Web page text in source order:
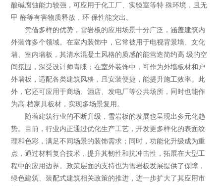
酸碱腐蚀能力较强，可应用于化工厂、实验室等特 殊环境，且无
甲 醛等有害物质释放，环 保性能突出。
凭借多样的优势，雪岩板的应用场景十分广泛，涵盖建筑内
外装饰多个领域。在室内装饰中，它常被用于电视背景墙、文化
墙、室内墙板，其清水混凝土风格的质感的能营造简约高 级的空
间氛围，深受设计师青睐；在室外装饰中，可作为外墙板材和户
外墙板，适配各类建筑风格，且安装便捷，能提升施工效率。此
外，它还可应用于商场、酒店、发电厂等公共场所，同时也能作
为高 档家具板材，实现多场景复用。
随着建筑行业的不断升级，雪岩板的发展也呈现出多元化趋
势。目前，行业内正通过优化生产工艺，开发更多样化的表面纹
理和色彩，满足不同场景的装饰需求；同时，功能化升级成为重
点，通过材料复合技术，提升其韧性和抗冲击性，拓展在大型工
程中的应用边界。政策层面的支持也为雪岩板发展提供了保障，
绿色建筑、装配式建筑相关政策的推进，进一步扩大了其应用市